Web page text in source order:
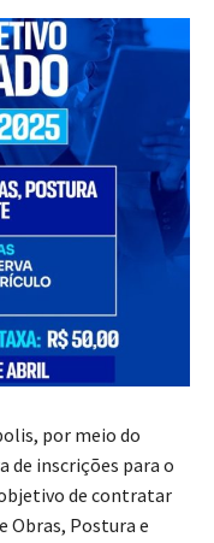
por meio do
de inscrições para o
de contratar
Obras, Postura e